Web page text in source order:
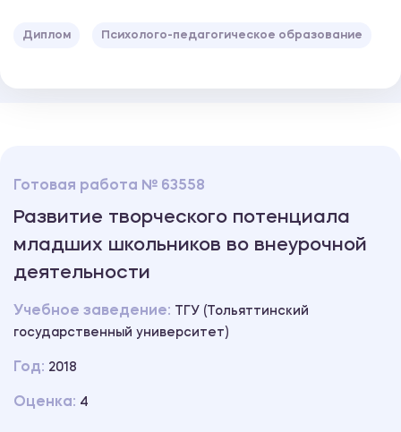
Диплом Психолого-педагогическое образование
Готовая работа № 63558
Развитие творческого потенциала
младших школьников во внеурочной
деятельности
Учебное заведение:
ТГУ (Тольяттинский
государственный университет)
Год: 2018
Оценка: 4